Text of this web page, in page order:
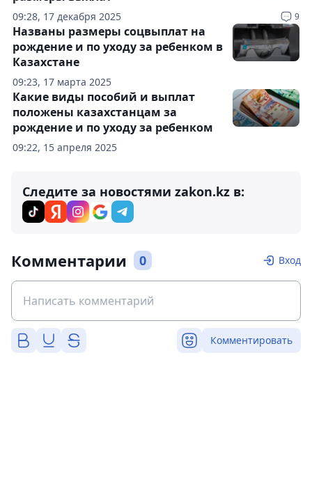
09:28, 17 декабря 2025 9
09:23, 17 марта 2025
Названы размеры соцвыплат на
рождение и по уходу за ребенком в
Казахстане
09:22, 15 апреля 2025
Какие виды пособий и выплат
положены казахстанцам за
рождение и по уходу за ребенком
Следите за новостями zakon.kz в:
Комментарии 0 Вход
Комментировать